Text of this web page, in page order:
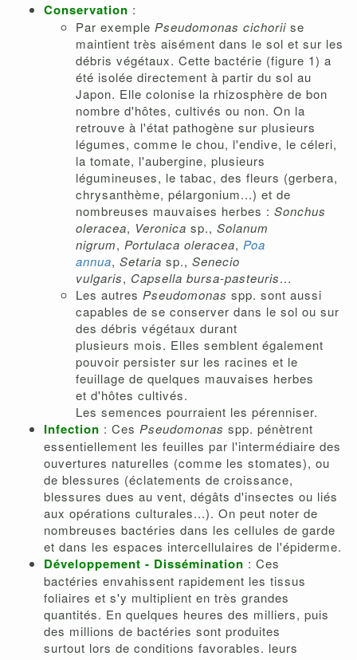
Conservation :
Par exemple Pseudomonas cichorii se
maintient très aisément dans le sol et sur les
débris végétaux. Cette bactérie (figure 1) a
été isolée directement à partir du sol au
Japon. Elle colonise la rhizosphère de bon
nombre d'hôtes, cultivés ou non. On la
retrouve à l'état pathogène sur plusieurs
légumes, comme le chou, l'endive, le céleri,
la tomate, l'aubergine, plusieurs
légumineuses, le tabac, des fleurs (gerbera,
chrysanthème, pélargonium...) et de
nombreuses mauvaises herbes : Sonchus
oleracea, Veronica sp., Solanum
nigrum, Portulaca oleracea, Poa
annua, Setaria sp., Senecio
vulgaris, Capsella bursa-pasteuris...
Les autres Pseudomonas spp. sont aussi
capables de se conserver dans le sol ou sur
des débris végétaux durant
plusieurs mois. Elles semblent également
pouvoir persister sur les racines et le
feuillage de quelques mauvaises herbes
et d'hôtes cultivés.
Les semences pourraient les pérenniser.
Infection : Ces Pseudomonas spp. pénètrent
essentiellement les feuilles par l'intermédiaire des
ouvertures naturelles (comme les stomates), ou
de blessures (éclatements de croissance,
blessures dues au vent, dégâts d'insectes ou liés
aux opérations culturales...). On peut noter de
nombreuses bactéries dans les cellules de garde
et dans les espaces intercellulaires de l'épiderme.
Développement - Dissémination : Ces
bactéries envahissent rapidement les tissus
foliaires et s'y multiplient en très grandes
quantités. En quelques heures des milliers, puis
des millions de bactéries sont produites
surtout lors de conditions favorables. leurs